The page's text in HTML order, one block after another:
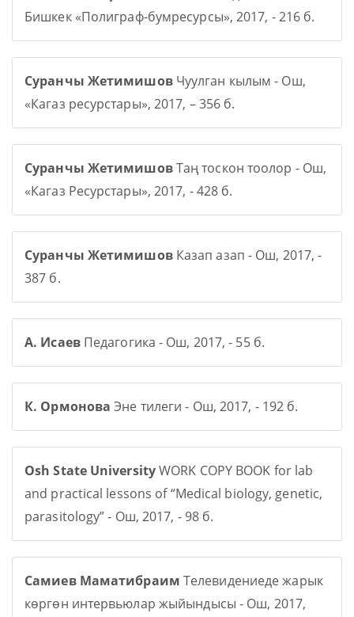
Бишкек «Полиграф-бумресурсы», 2017, - 216 б.
Суранчы ЖетимишовЧуулган кылым - Ош,
«Кагаз ресурстары», 2017, – 356 б.
Суранчы ЖетимишовТаң тоскон тоолор - Ош,
«Кагаз Ресурстары», 2017, - 428 б.
Суранчы ЖетимишовКазап азап - Ош, 2017, -
387 б.
А. ИсаевПедагогика - Ош, 2017, - 55 б.
К. Ормонова Эне тилеги - Ош, 2017, - 192 б.
Osh State UniversityWORK COPY BOOK for lab
and practical lessons of “Medical biology, genetic,
parasitology” - Ош, 2017, - 98 б.
Самиев Маматибраим Телевидениеде жарык
көргөн интервьюлар жыйындысы - Ош, 2017,